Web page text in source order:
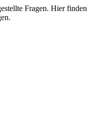
Fragen. Hier finden